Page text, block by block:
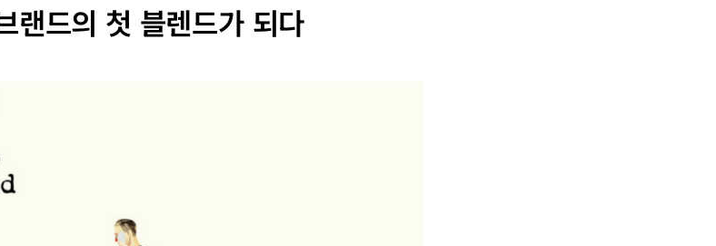
랜드의 첫 블렌드가 되다